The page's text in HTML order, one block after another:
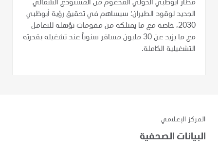
مطار أبوظبي الدولي المدعوم من المستودع الشمالي
الجديد لوقود الطيران؛ سيساهم في تحقيق رؤية أبوظبي
2030، خاصة مع ما يمتلكه من مقومات تؤهله للتعامل
مع ما يزيد عن 30 مليون مسافر سنوياً عند تشغيله بقدرته
التشغيلية الكاملة.
المركز الإعلامي
البيانات الصحفية